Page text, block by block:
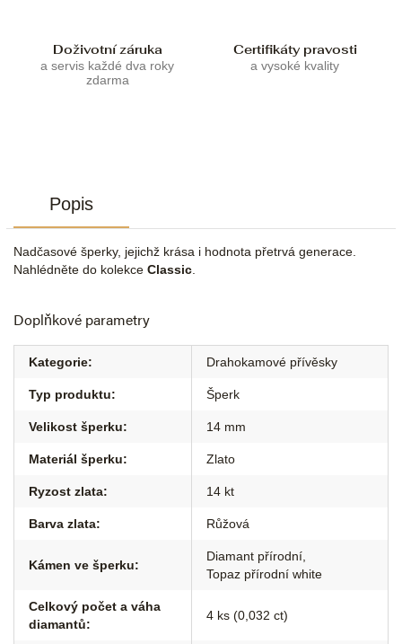
Doživotní záruka
a servis každé dva roky
zdarma
Certifikáty pravosti
a vysoké kvality
Popis
Nadčasové šperky, jejichž krása i hodnota přetrvá generace.
Nahlédněte do kolekce Classic
Doplňkové parametry
Kategorie: Drahokamové přívěsky
Typ produktu: Šperk
Velikost šperku: 14 mm
Materiál šperku: Zlato
Ryzost zlata: 14 kt
Barva zlata: Růžová
Kámen ve šperku:
Diamant přírodní
Topaz přírodní white
Celkový počet a váha
diamantů:
4 ks (0,032 ct)